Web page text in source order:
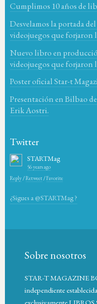
Cumplimos 10 años de
Desvelamos la portada
videojuegos que forjaron
Nuevo libro en
videojuegos que forjaron
Poster oficial Star-t
Presentación en Bilbao
Erik Aostri.
Twitter
STARTMag
56 years ago
Reply /Retweet /Favorite
¿Sigues a @STARTMag ?
Sobre nosotros
STAR-T MAGAZINE
independiente